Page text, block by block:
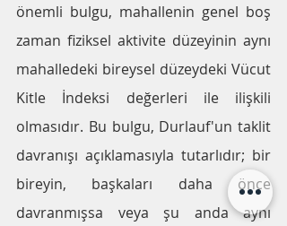
önemli bulgu, mahallenin genel boş
zaman fiziksel aktivite düzeyinin aynı
mahalledeki bireysel düzeydeki Vücut
Kitle İndeksi değerleri ile ilişkili
olmasıdır. Bu bulgu, Durlauf'un taklit
davranışı açıklamasıyla tutarlıdır; bir
bireyin, başkaları daha önce
davranmışsa veya şu anda aynı